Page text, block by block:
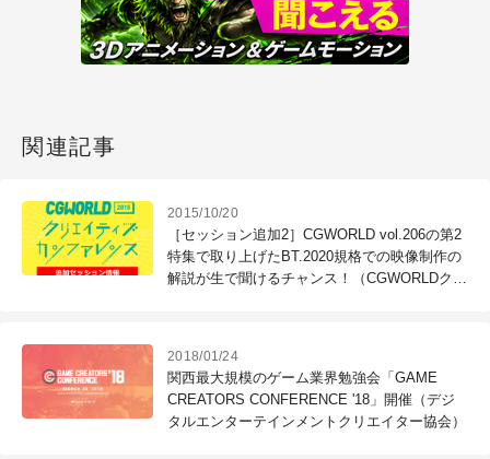
関連記事
2015/10/20
［セッション追加2］CGWORLD vol.206の第2
特集で取り上げたBT.2020規格での映像制作の
解説が生で聞けるチャンス！（CGWORLDクリ
2018/01/24
関西最大規模のゲーム業界勉強会「GAME
CREATORS CONFERENCE '18」開催（デジ
タルエンターテインメントクリエイター協会）